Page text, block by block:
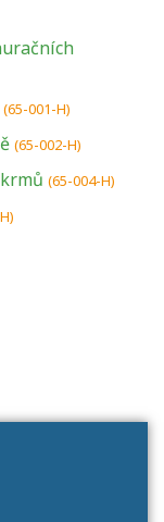
(65-001-H)
(65-002-H)
(65-004-H)